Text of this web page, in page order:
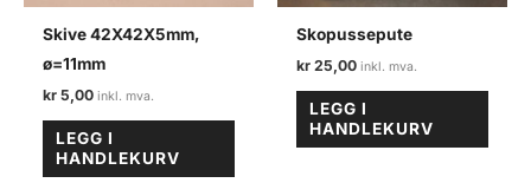
Skive 42X42X5mm,
ø=11mm
kr 5,00
LEGG I
HANDLEKURV
Skopussepute
kr 25,00
LEGG I
HANDLEKURV